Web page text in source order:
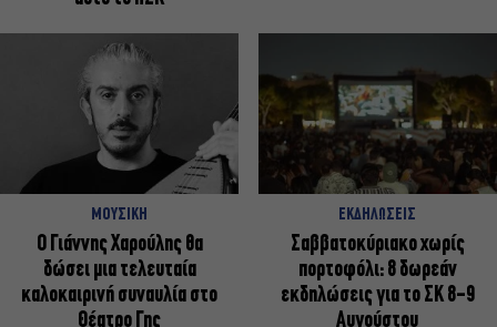
ΜΟΥΣΙΚΗ
Ο Γιάννης Χαρούλης θα
δώσει μια τελευταία
καλοκαιρινή συναυλία στο
Θέατρο Γης
ΕΚΔΗΛΩΣΕΙΣ
Σαββατοκύριακο χωρίς
πορτοφόλι: 8 δωρεάν
εκδηλώσεις για το ΣΚ 8-9
Αυγούστου